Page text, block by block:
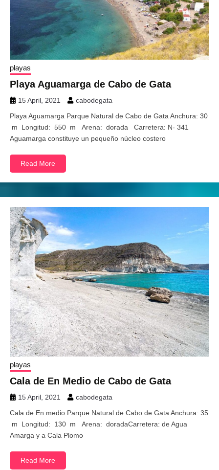
playas
Playa Aguamarga de Cabo de Gata
15 April, 2021
cabodegata
Playa Aguamarga Parque Natural de Cabo de Gata Anchura: 30
m Longitud: 550 m Arena: dorada Carretera: N- 341
Aguamarga constituye un pequeño núcleo costero
Read More
playas
Cala de En Medio de Cabo de Gata
15 April, 2021
cabodegata
Cala de En medio Parque Natural de Cabo de Gata Anchura: 35
m Longitud: 130 m Arena: doradaCarretera: de Agua
Amarga y a Cala Plomo
Read More